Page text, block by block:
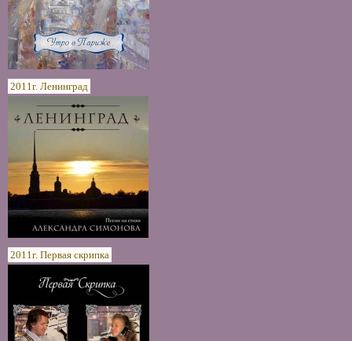
2011г. Ленинград
2011г. Первая скрипка